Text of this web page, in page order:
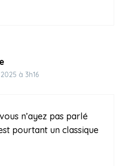
à 3h16
n’ayez pas parlé
pourtant un classique